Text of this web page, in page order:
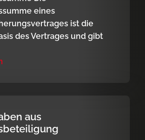
eines
ist die
des Vertrages und gibt
aus